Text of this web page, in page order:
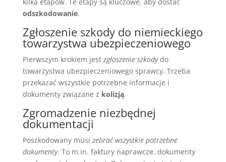
kilka etapów. Te etapy są kluczowe, aby dostać
odszkodowanie.
Zgłoszenie szkody do niemieckiego
towarzystwa ubezpieczeniowego
Pierwszym krokiem jest zgłoszenie szkodydo
towarzystwa ubezpieczeniowego sprawcy. Trzeba
przekazać wszystkie potrzebne informacje i
dokumenty związane z kolizją.
Zgromadzenie niezbędnej
dokumentacji
Poszkodowany musi zebrać wszystkie potrzebne
dokumenty. To m.in. faktury naprawcze, dokumenty